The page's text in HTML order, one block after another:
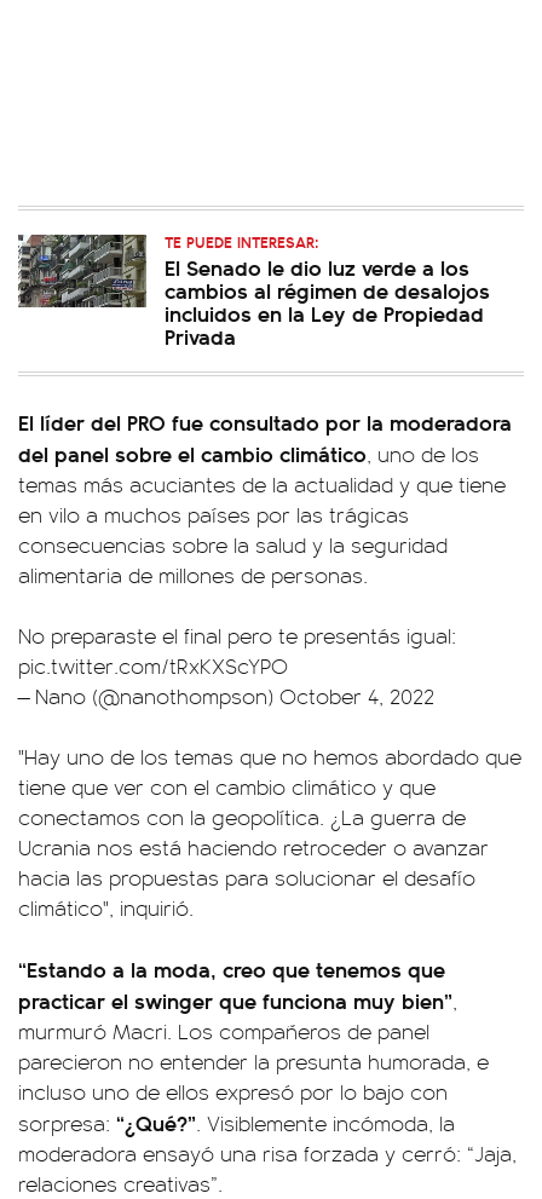
TE PUEDE INTERESAR:
El Senado le dio luz verde a los
cambios al régimen de desalojos
incluidos en la Ley de Propiedad
Privada
El líder del PRO fue consultado por la moderadora
del panel sobre el cambio climático, uno de los
temas más acuciantes de la actualidad y que tiene
en vilo a muchos países por las trágicas
consecuencias sobre la salud y la seguridad
alimentaria de millones de personas.
No preparaste el final pero te presentás igual:
pic.twitter.com/tRxKXScYPO
— Nano (@nanothompson) October 4, 2022
"Hay uno de los temas que no hemos abordado que
tiene que ver con el cambio climático y que
conectamos con la geopolítica. ¿La guerra de
Ucrania nos está haciendo retroceder o avanzar
hacia las propuestas para solucionar el desafío
climático", inquirió.
“Estando a la moda, creo que tenemos que
practicar el swinger que funciona muy bien”,
murmuró Macri. Los compañeros de panel
parecieron no entender la presunta humorada, e
incluso uno de ellos expresó por lo bajo con
sorpresa: “¿Qué?”. Visiblemente incómoda, la
moderadora ensayó una risa forzada y cerró: “Jaja,
relaciones creativas”.